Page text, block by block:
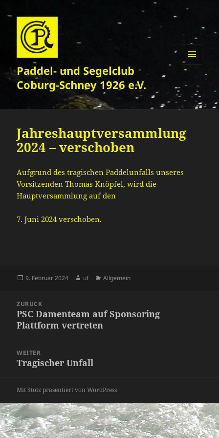
Paddel- und Segelclub
Coburg-Schney 1926 e.V.
MENÜ
WIDGETS
Jahreshauptversammlung
2024 – verschoben
Aufgrund des tragischen Paddelunfalls unseres
Vorsitzenden Thomas Knöpfel, wird die
Hauptversammlung auf den
7. Juni 2024 verschoben.
Veröffentlicht
9. Februar 2024 Autor
uf Kategorien
Allgemein
ZURÜCK
Vorheriger
Beitrag:
PSC Damenteam auf Sponsoring
Plattform vertreten
WEITER
Nächster
Tragischer Unfall
Mit Stolz präsentiert von WordPress